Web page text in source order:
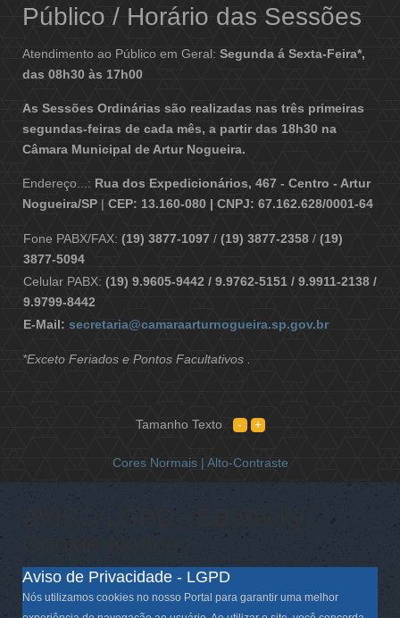
Público / Horário das Sessões
Atendimento ao Público em Geral: Segunda á Sexta-Feira*,
das 08h30 às 17h00
As Sessões Ordinárias são realizadas nas três primeiras
segundas-feiras de cada mês, a partir das 18h30 na
Câmara Municipal de Artur Nogueira.
Endereço...: Rua dos Expedicionários, 467 - Centro - Artur
Nogueira/SP | CEP: 13.160-080 | CNPJ: 67.162.628/0001-64
Fone PABX/FAX: (19) 3877-1097 / (19) 3877-2358 / (19)
3877-5094
Celular PABX: (19) 9.9605-9442 / 9.9762-5151 / 9.9911-2138 /
9.9799-8442
E-Mail: secretaria@camaraarturnogueira.sp.gov.br
*Exceto Feriados e Pontos Facultativos .
Tamanho Texto
Cores Normais | Alto-Contraste
AVISO LGPD - EB Sticky
Cookie Notice
Aviso de Privacidade - LGPD
Nós utilizamos cookies no nosso Portal para garantir uma melhor